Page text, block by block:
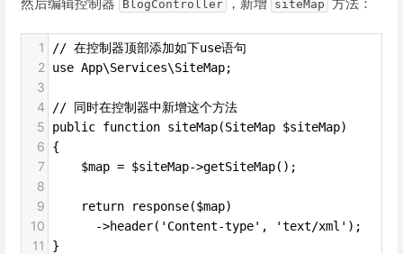
BlogController siteMap
1 // 在控制器顶部添加如下use语句
2 use App\Services\SiteMap;
3
4
// 同时在控制器中新增这个方法
5 public function siteMap(SiteMap $siteMap)
6 {
7
    $map = $siteMap->getSiteMap();
8
9
    return response($map)
10
      ->header('Content-type', 'text/xml');
11 }